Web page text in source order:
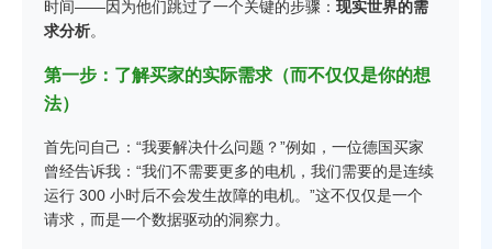
时间——因为他们跳过了一个关键的步骤： 现实世界的需
求分析。
第一步：了解买家的实际需求（而不仅仅是你的想
法）
首先问自己：“我要解决什么问题？”例如，一位德国买家
曾经告诉我：“我们不需要更多的电机，我们需要的是连续
运行 300 小时后不会发生故障的电机。”这不仅仅是一个
请求，而是一个数据驱动的洞察力。